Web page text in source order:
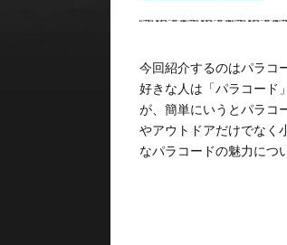
今回紹介するのはパラコ
好きな人は「パラコード
が、簡単にいうとパラコ
やアウトドアだけでなく
なパラコードの魅力につ